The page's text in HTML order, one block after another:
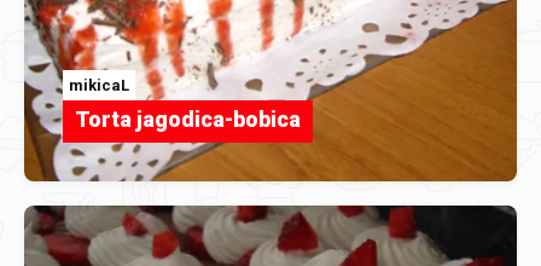
mikicaL
Torta jagodica-bobica